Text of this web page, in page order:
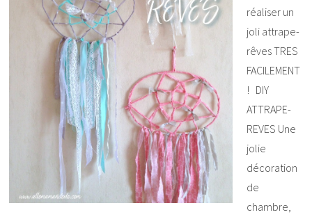
réaliser un
joli attrape-
rêves TRES
FACILEMENT
! DIY
ATTRAPE-
REVES Une
jolie
décoration
de
chambre,